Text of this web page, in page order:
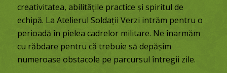
creativitatea, abilitățile practice și spiritul de
echipă. La Atelierul Soldații Verzi intrăm pentru o
perioadă în pielea cadrelor militare. Ne înarmăm
cu răbdare pentru că trebuie să depășim
numeroase obstacole pe parcursul întregii zile.